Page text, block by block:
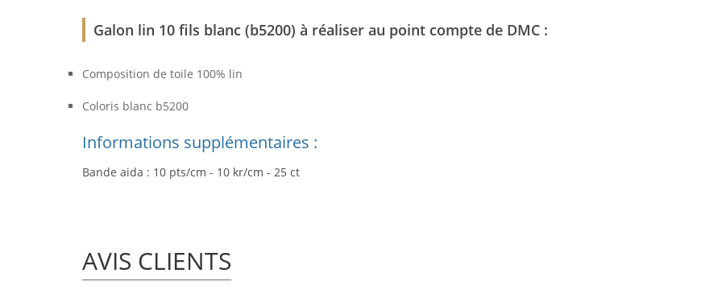
Galon lin 10 fils blanc (b5200) à réaliser au point compte de DMC :
Composition de toile 100% lin
Coloris blanc b5200
Informations supplémentaires :
Bande aida : 10 pts/cm - 10 kr/cm - 25 ct
AVIS CLIENTS